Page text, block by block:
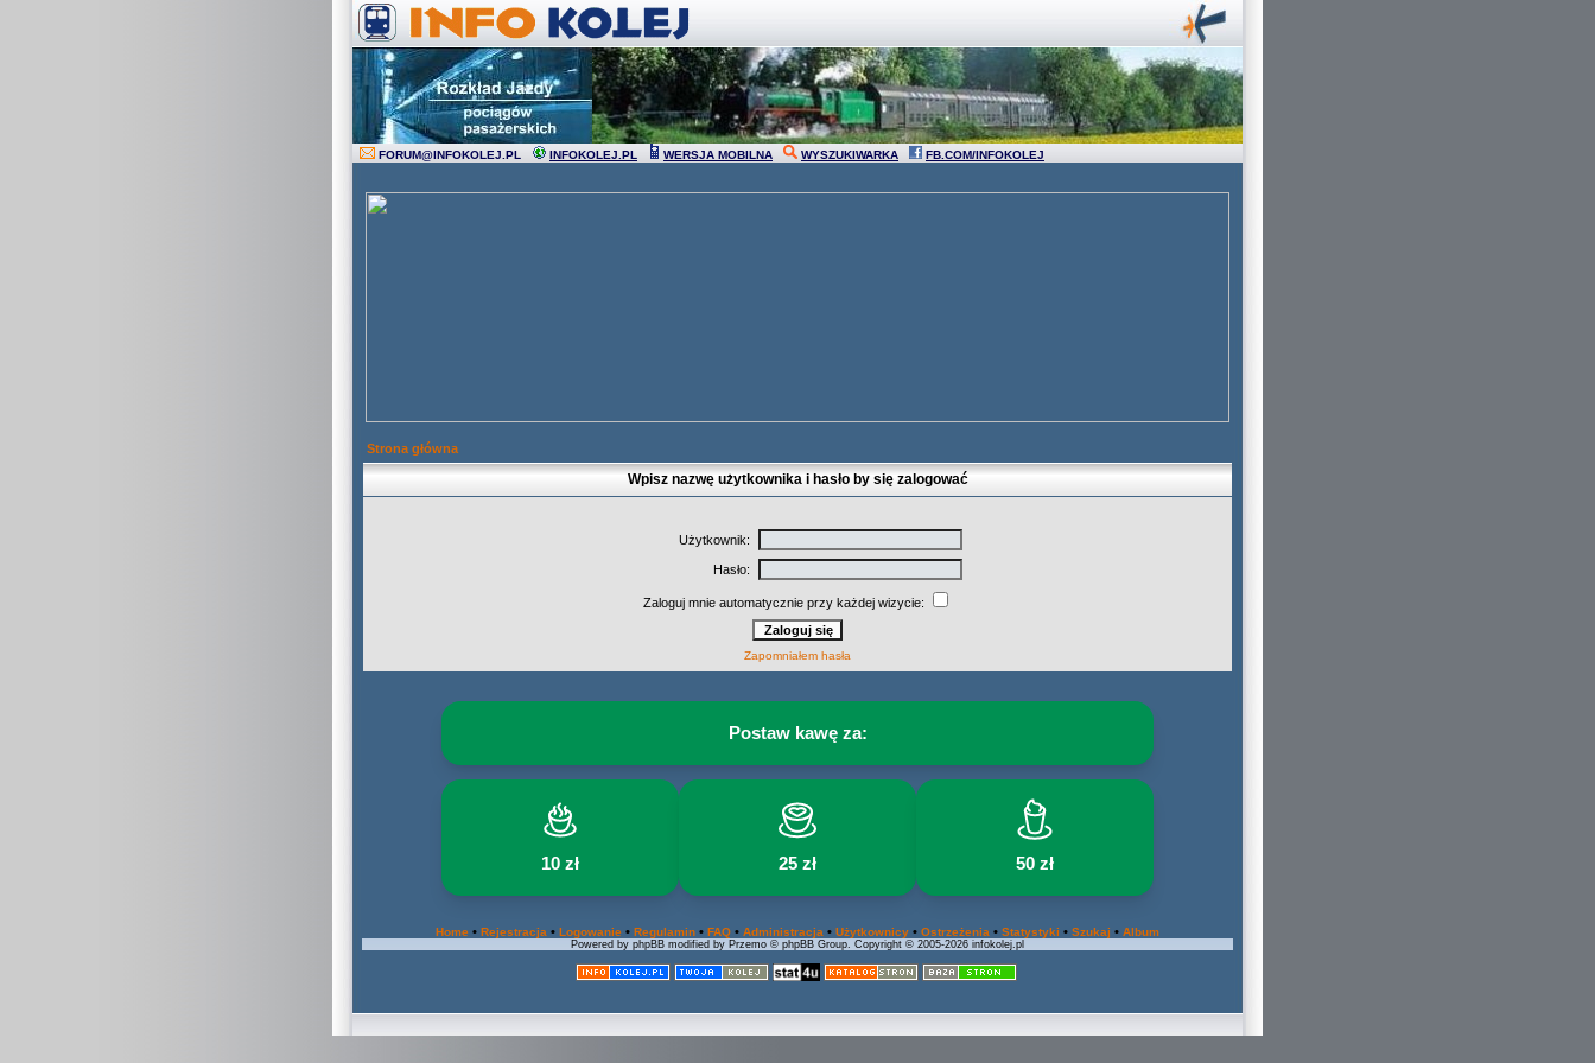
FORUM@INFOKOLEJ.PL INFOKOLEJ.PL WERSJA MOBILNA WYSZUKIWARKA FB.COM/INFOKOLEJ
Strona główna
Wpisz nazwę użytkownika i hasło by się zalogować
Użytkownik:
Hasło:
Zaloguj mnie automatycznie przy każdej wizycie:
Zapomniałem hasła
Postaw kawę za:
10 zł 25 zł 50 zł
Home • Rejestracja • Logowanie • Regulamin • FAQ • Administracja • Użytkownicy • Ostrzeżenia • Statystyki • Szukaj • Album
Powered by phpBB modified by Przemo © phpBB Group. Copyright © 2005-2026 infokolej.pl